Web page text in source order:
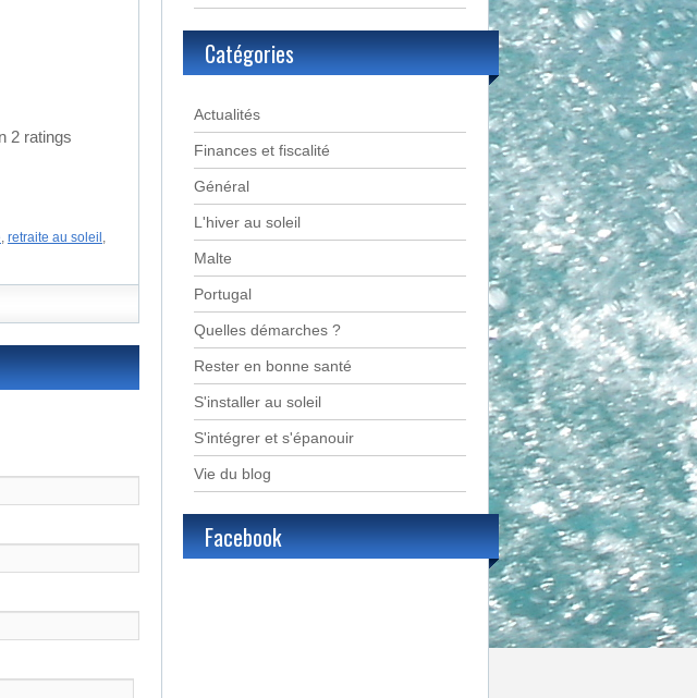
2 ratings
, retraite au soleil ,
Catégories
Actualités
Finances et fiscalité
Général
L'hiver au soleil
Malte
Portugal
Quelles démarches ?
Rester en bonne santé
S'installer au soleil
S'intégrer et s'épanouir
Vie du blog
Facebook